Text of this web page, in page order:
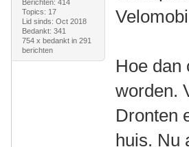
Berichten: 414
Topics: 17
Lid sinds: Oct 2018
Bedankt: 341
754 x bedankt in 291
berichten
Hoe dan
worden.
Dronten
huis. Nu